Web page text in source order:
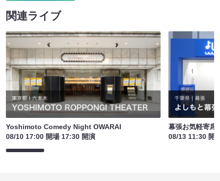
関連ライブ
Yoshimoto Comedy Night OWARAI
08/10 17:00 開場 17:30 開演
幕張お気軽寄席
08/13 11:30 開